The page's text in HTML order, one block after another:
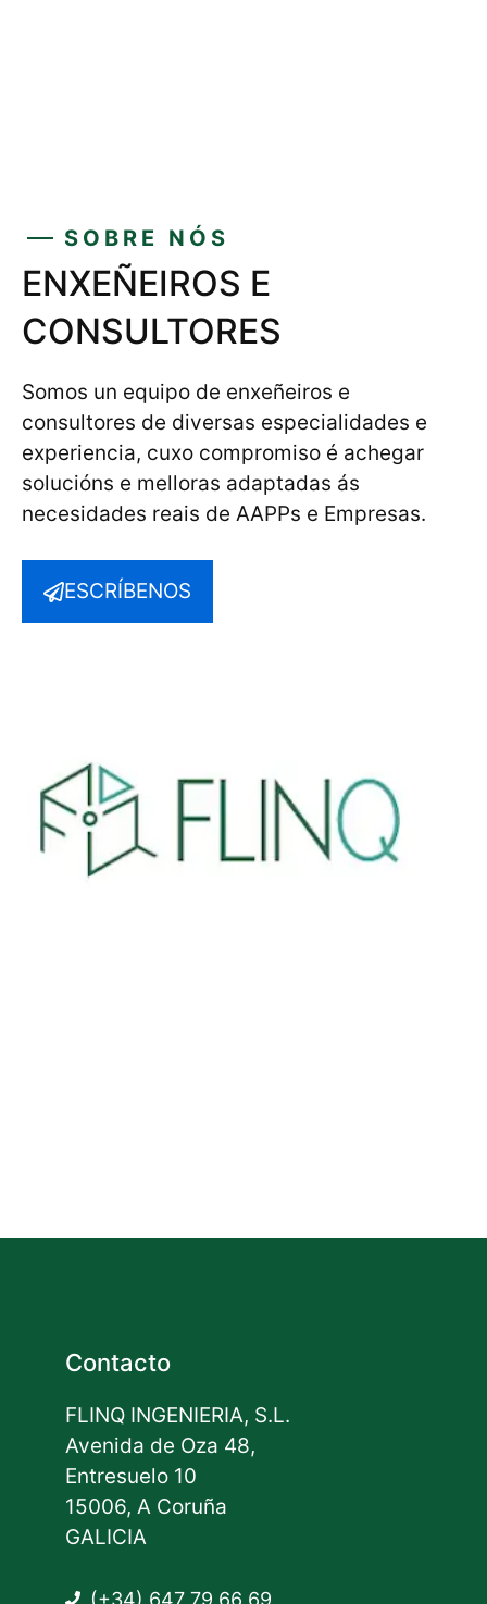
SOBRE NÓS
ENXEÑEIROS E
CONSULTORES
Somos un equipo de enxeñeiros e
consultores de diversas especialidades e
experiencia, cuxo compromiso é achegar
solucións e melloras adaptadas ás
necesidades reais de AAPPs e Empresas.
ESCRÍBENOS
Contacto
FLINQ INGENIERIA, S.L.
Avenida de Oza 48,
Entresuelo 10
15006, A Coruña
GALICIA
(+34) 647 79 66 69